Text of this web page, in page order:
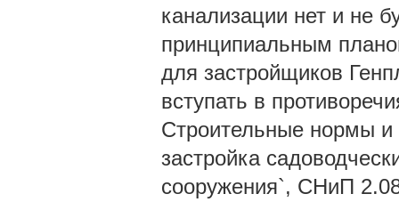
канализации нет и не
принципиальным
для застройщиков
вступать в
Строительные нормы
застройка
сооружения`, СНиП